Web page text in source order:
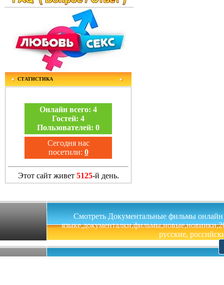
СТАТИСТИКА
Онлайн всего: 4
Гостей: 4
Пользователей: 0
Сегодня нас
посетили: 0
Этот сайт живет 5125-й день.
Смотреть Документальные фильмы онлайн
русские,